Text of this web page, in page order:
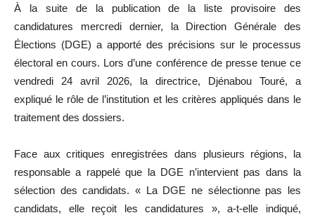
À la suite de la publication de la liste provisoire des
candidatures mercredi dernier, la Direction Générale des
Élections (DGE) a apporté des précisions sur le processus
électoral en cours. Lors d’une conférence de presse tenue ce
vendredi 24 avril 2026, la directrice, Djénabou Touré, a
expliqué le rôle de l’institution et les critères appliqués dans le
traitement des dossiers.
Face aux critiques enregistrées dans plusieurs régions, la
responsable a rappelé que la DGE n’intervient pas dans la
sélection des candidats. « La DGE ne sélectionne pas les
candidats, elle reçoit les candidatures », a-t-elle indiqué,